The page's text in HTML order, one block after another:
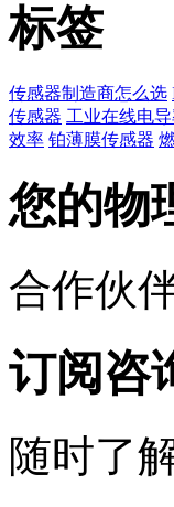
标签
传感器制造商怎么选
传感器 工业在线电
效率 铂薄膜传感器
您的物
合作伙
订阅咨
随时了